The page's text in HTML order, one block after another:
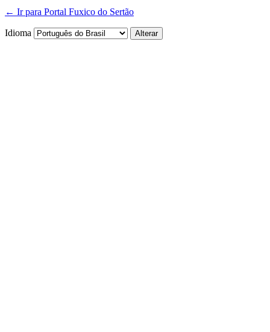
← Ir para Portal Fuxico do Sertão
Idioma